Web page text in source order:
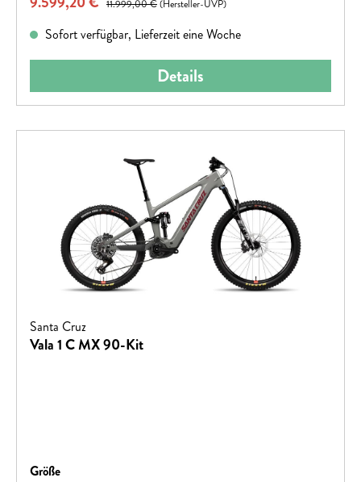
11.999,00 €(Hersteller-UVP)
Sofort verfügbar, Lieferzeit eine Woche
Details
Santa Cruz
Vala 1 C MX 90-Kit
Größeauswählen